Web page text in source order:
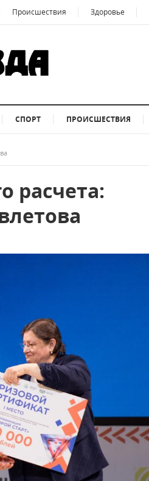
Происшествия Здоровье
СПОРТ ПРОИСШЕСТВИЯ
расчета: